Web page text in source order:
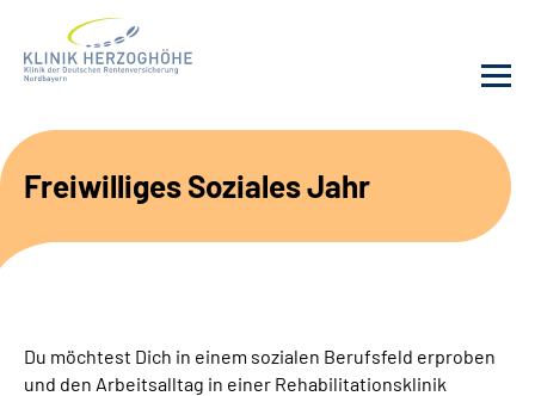
Service
Freiwilliges Soziales Jahr
Du möchtest Dich in einem sozialen Berufsfeld erproben
und den Arbeitsalltag in einer Rehabilitationsklinik